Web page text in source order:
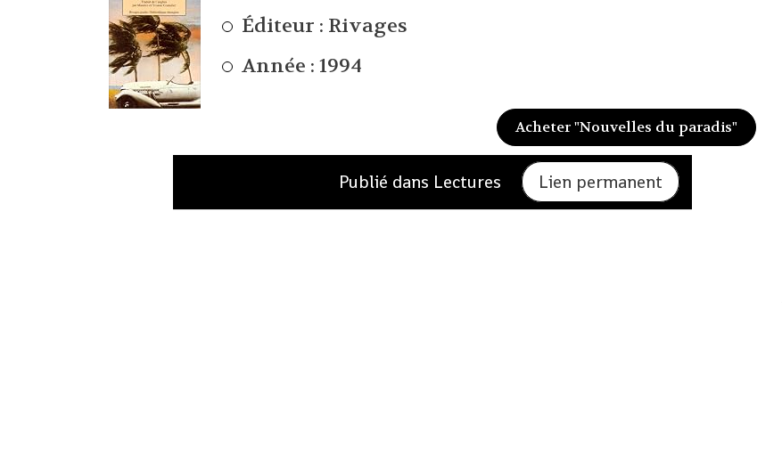
Éditeur : Rivages
Année : 1994
Acheter "Nouvelles du paradis"
Publié dans Lectures Lien permanent